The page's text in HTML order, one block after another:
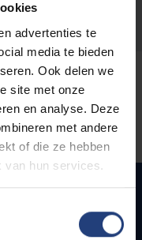
advertenties te
media te bieden
Ook delen we
site met onze
en analyse. Deze
met andere
of die ze hebben
van hun services.